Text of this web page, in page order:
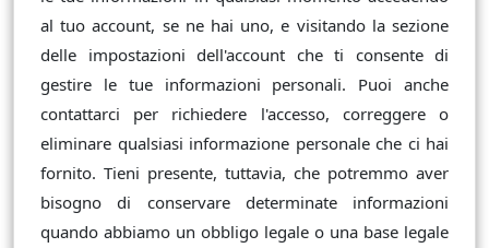
al tuo account, se ne hai uno, e visitando la sezione
delle impostazioni dell'account che ti consente di
gestire le tue informazioni personali. Puoi anche
contattarci per richiedere l'accesso, correggere o
eliminare qualsiasi informazione personale che ci hai
fornito. Tieni presente, tuttavia, che potremmo aver
bisogno di conservare determinate informazioni
quando abbiamo un obbligo legale o una base legale